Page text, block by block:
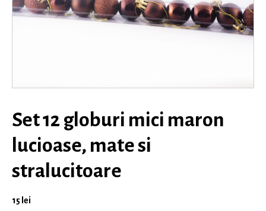
Set 12 globuri mici maron
lucioase, mate si
stralucitoare
15 lei